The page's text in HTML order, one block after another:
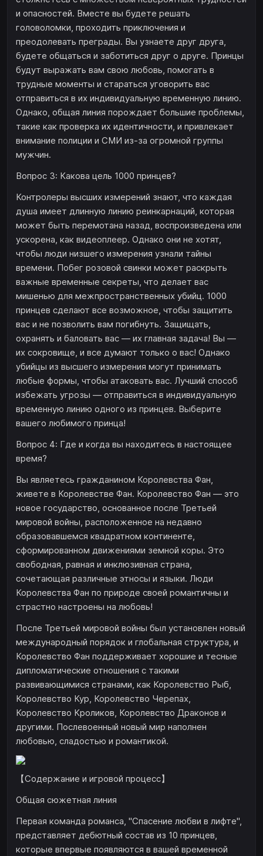
и опасностей. Вместе вы будете решать
головоломки, проходить приключения и
преодолевать преграды. Вы узнаете друг друга,
будете общаться и заботиться друг о друге. Принцы
будут выражать вам свою любовь, помогать в
трудные моменты и стараться уговорить вас
отправиться в их индивидуальную временную линию.
Однако, общая линия порождает большие проблемы,
такие как проверка их идентичности, и привлекает
внимание полиции и СМИ из-за огромной группы
мужчин.
Вопрос 3: Какова цель 1000 принцев?
Контролеры высших измерений знают, что каждая
душа имеет длинную линию реинкарнаций, которая
может быть перемотана назад, воспроизведена или
ускорена, как видеоплеер. Однако они не хотят,
чтобы люди низшего измерения узнали тайны
времени. Побег розовой свинки может раскрыть
важные временные секреты, что делает вас
мишенью для межпространственных убийц. 1000
принцев сделают все возможное, чтобы защитить
вас и не позволить вам погибнуть. Защищать,
охранять и баловать вас — их главная задача! Вы —
их сокровище, и все думают только о вас! Однако
убийцы из высшего измерения могут принимать
любые формы, чтобы атаковать вас. Лучший способ
избежать угрозы — отправиться в индивидуальную
временную линию одного из принцев. Выберите
вашего любимого принца!
Вопрос 4: Где и когда вы находитесь в настоящее
время?
Вы являетесь гражданином Королевства Фан,
живете в Королевстве Фан. Королевство Фан — это
новое государство, основанное после Третьей
мировой войны, расположенное на недавно
образовавшемся квадратном континенте,
сформированном движениями земной коры. Это
свободная, равная и инклюзивная страна,
сочетающая различные этносы и языки. Люди
Королевства Фан по природе своей романтичны и
страстно настроены на любовь!
После Третьей мировой войны был установлен новый
международный порядок и глобальная структура, и
Королевство Фан поддерживает хорошие и тесные
дипломатические отношения с такими
развивающимися странами, как Королевство Рыб,
Королевство Кур, Королевство Черепах,
Королевство Кроликов, Королевство Драконов и
другими. Послевоенный новый мир наполнен
любовью, сладостью и романтикой.
【Содержание и игровой процесс】
Общая сюжетная линия
Первая команда романса, "Спасение любви в лифте",
представляет дебютный состав из 10 принцев,
которые впервые появляются в вашей временной